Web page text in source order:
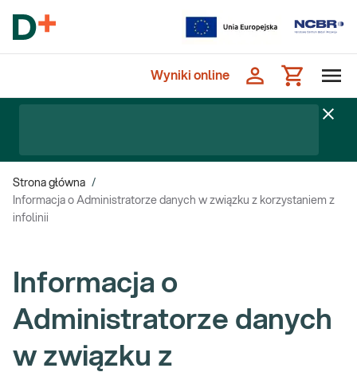
Wyniki online
Strona główna /
Informacja o Administratorze danych w związku z korzystaniem z
infolinii
Informacja o
Administratorze danych
w związku z